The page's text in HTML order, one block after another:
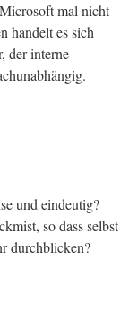
mal nicht
handelt es sich
der interne
und eindeutig?
so dass selbst
durchblicken?